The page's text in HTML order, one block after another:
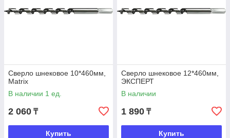
Сверло шнековое 10*460мм,
Matrix
В наличии 1 ед.
2 060 ₸
Купить
Сверло шнековое 12*460мм,
ЭКСПЕРТ
В наличии
1 890 ₸
Купить